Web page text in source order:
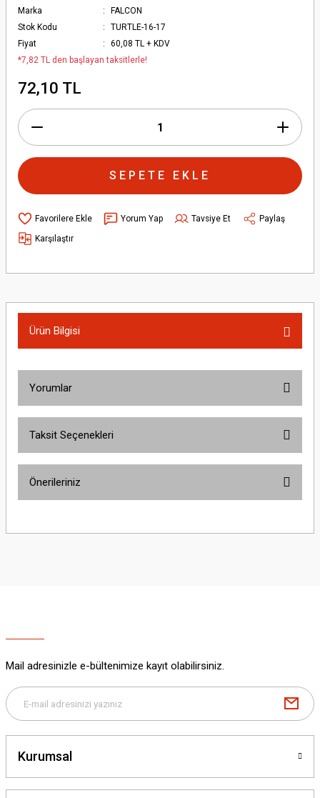
Marka
FALCON
Stok Kodu
TURTLE-16-17
Fiyat
60,08 TL + KDV
*7,82 TL den başlayan taksitlerle!
72,10 TL
SEPETE EKLE
Yorum Yap Tavsiye Et
Paylaş
Karşılaştır
Ürün Bilgisi
Yorumlar
Taksit Seçenekleri
Önerileriniz
yetersiz gördüğünüz noktaları öneri formunu kullanarak tarafımıza
Bu ürüne benzer farklı alternatifler olmalı.
Mail adresinizle e-bültenimize kayıt olabilirsiniz.
Kurumsal